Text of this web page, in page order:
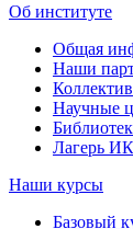
Об институте
Общая
Наши
Коллектив
Научные
Лагерь
Наши курсы
Базовый